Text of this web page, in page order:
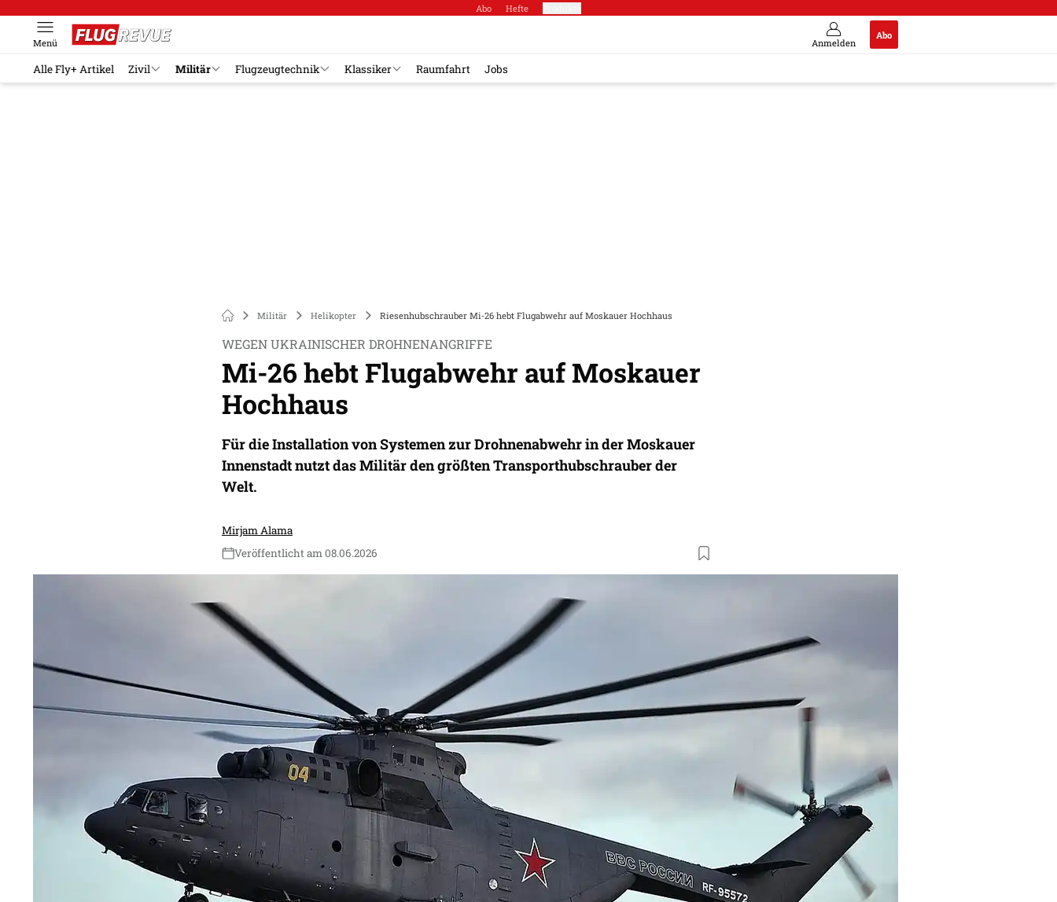
Abo Hefte
Anmelden
Abo
Menü
Alle Fly+ Artikel Zivil Militär Flugzeugtechnik Klassiker Raumfahrt Jobs
Militär Helikopter Riesenhubschrauber Mi-26 hebt Flugabwehr auf Moskauer Hochhaus
WEGEN UKRAINISCHER DROHNENANGRIFFE
Mi-26 hebt Flugabwehr auf Moskauer
Hochhaus
Für die Installation von Systemen zur Drohnenabwehr in der Moskauer
Innenstadt nutzt das Militär den größten Transporthubschrauber der
Welt.
Mirjam Alama
Veröffentlicht am 08.06.2026